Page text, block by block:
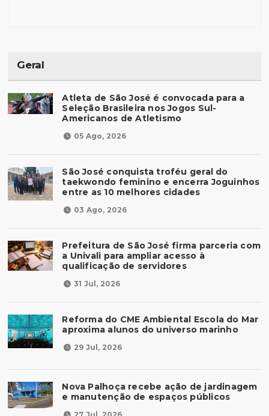
Geral
Atleta de São José é convocada para a
Seleção Brasileira nos Jogos Sul-
Americanos de Atletismo
05 Ago, 2026
São José conquista troféu geral do
taekwondo feminino e encerra Joguinhos
entre as 10 melhores cidades
03 Ago, 2026
Prefeitura de São José firma parceria com
a Univali para ampliar acesso à
qualificação de servidores
31 Jul, 2026
Reforma do CME Ambiental Escola do Mar
aproxima alunos do universo marinho
29 Jul, 2026
Nova Palhoça recebe ação de jardinagem
e manutenção de espaços públicos